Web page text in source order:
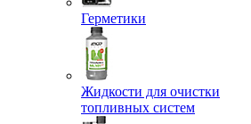
Герметики
Жидкости для очистки
топливных систем